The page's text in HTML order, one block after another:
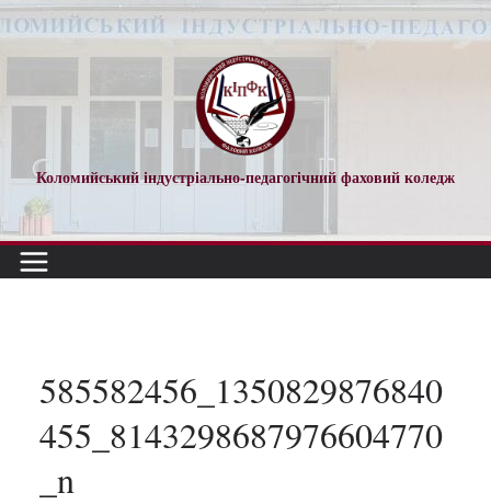
Перейти
до
Коломийський індустріально-педагогічний фаховий коледж
585582456_1350829876840
455_8143298687976604770
_n